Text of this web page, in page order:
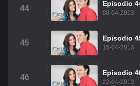
44
Episodio
08-04-2013
45
Episodio
15-04-2013
46
Episodio
22-04-2013